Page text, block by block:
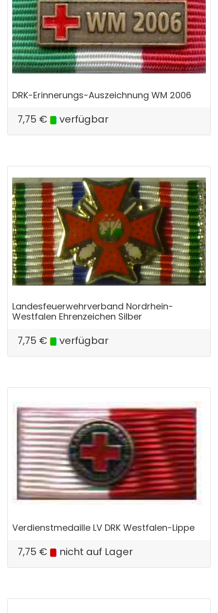
DRK-Erinnerungs-Auszeichnung WM 2006
7,75 € verfügbar
Landesfeuerwehrverband Nordrhein-
Westfalen Ehrenzeichen Silber
7,75 € verfügbar
Verdienstmedaille LV DRK Westfalen-Lippe
7,75 € nicht auf Lager